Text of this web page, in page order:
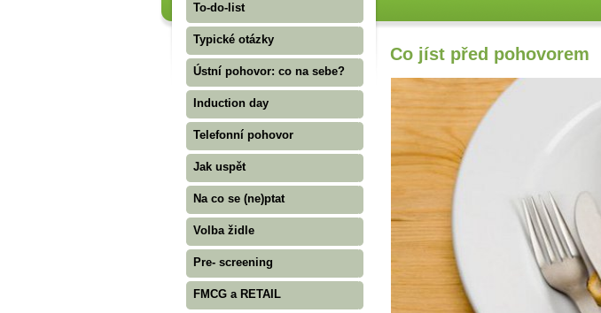
To-do-list
Typické otázky
Ústní pohovor: co na sebe?
Induction day
Telefonní pohovor
Jak uspět
Na co se (ne)ptat
Volba židle
Pre- screening
FMCG a RETAIL
Co jíst před pohovorem